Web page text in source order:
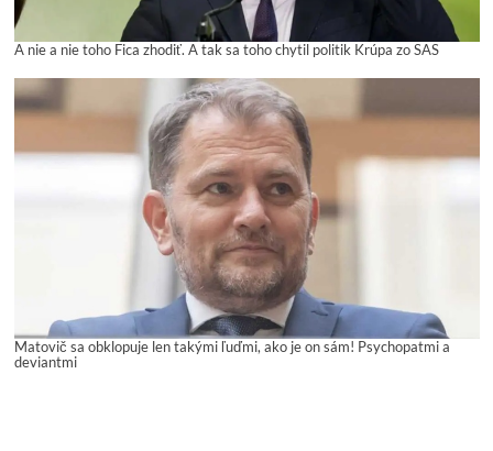
A nie a nie toho Fica zhodiť. A tak sa toho chytil politik Krúpa zo SAS
Matovič sa obklopuje len takými ľuďmi, ako je on sám! Psychopatmi a
deviantmi